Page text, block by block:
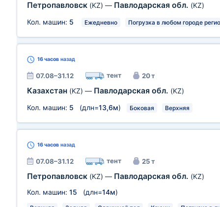
Петропавловск (KZ) — Павлодарская обл. (KZ)
Кол. машин: 5 Ежедневно Погрузка в любом городе
16 часов назад
07.08–31.12 тент 20 т
Казахстан (KZ) — Павлодарская обл. (KZ)
Кол. машин: 5 (длн=13,6м) Боковая Верхняя
16 часов назад
07.08–31.12 тент 25 т
Петропавловск (KZ) — Павлодарская обл. (KZ)
Кол. машин: 15 (длн=14м)